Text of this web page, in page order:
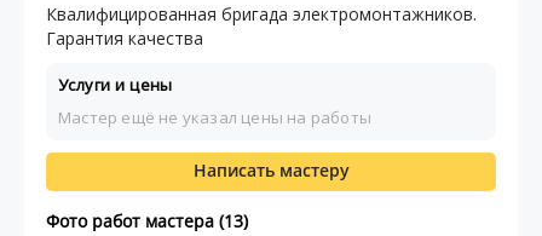
Квалифицированная бригада электромонтажников.
Гарантия качества
Услуги и цены
Мастер ещё не указал цены на работы
Написать мастеру
Фото работ мастера (13)